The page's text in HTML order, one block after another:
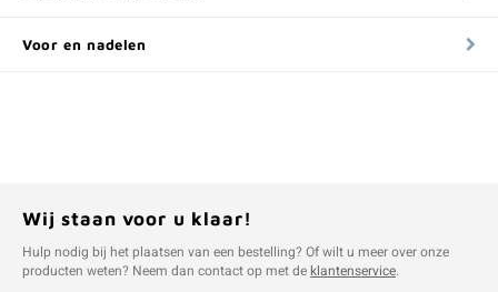
Voor en nadelen
Wij staan voor u klaar!
Hulp nodig bij het plaatsen van een bestelling? Of wilt u meer over onze
producten weten? Neem dan contact op met deklantenservice.